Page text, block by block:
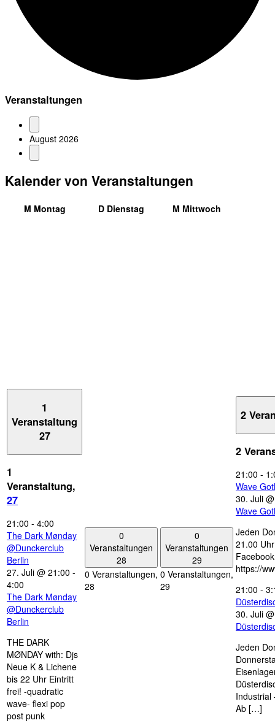
Veranstaltungen
August 2026
Kalender von Veranstaltungen
M Montag D Dienstag M Mittwoch
1
Veranstaltung
27
1
Veranstaltung,
27
21:00 - 4:00
The Dark Mønday
@Dunckerclub
Berlin
27. Juli @ 21:00 -
4:00
The Dark Mønday
@Dunckerclub
Berlin
THE DARK
MØNDAY with: Djs
Neue K & Lichene
bis 22 Uhr Eintritt
frei! -quadratic
wave- flexi pop
post punk
0
Veranstaltungen
28
0 Veranstaltungen,
28
0
Veranstaltungen
29
0 Veranstaltungen,
29
2
2
21:00 -
Wave
30. Juli
Wave
Jeden
21.00
https://
21:00 -
30. Juli
Jeden
Industrial
Ab […]